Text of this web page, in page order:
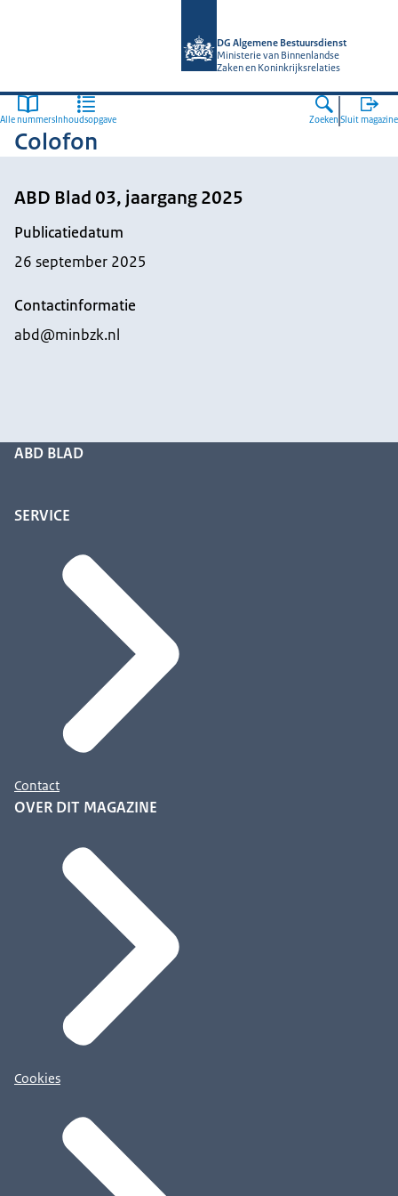
DG Algemene Bestuursdienst
Ministerie van Binnenlandse
Zaken en Koninkrijksrelaties
Alle nummers Inhoudsopgave Zoeken Sluit magazine
Colofon
ABD Blad 03, jaargang 2025
Publicatiedatum
26 september 2025
Contactinformatie
abd@minbzk.nl
ABD BLAD
SERVICE
Contact
OVER DIT MAGAZINE
Cookies